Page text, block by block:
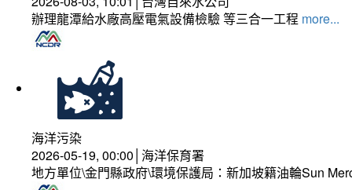
辦理龍潭給水廠高壓電氣設備檢驗 等三合一工程 more...
海洋污染
2026-05-19, 00:00│海洋保育署
地方單位\金門縣政府\環境保護局：新加坡籍油輪Sun